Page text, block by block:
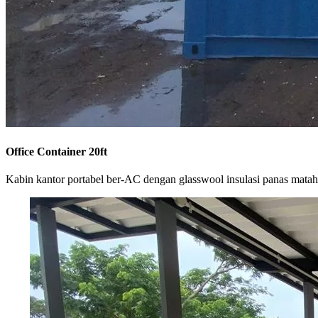
Office Container 20ft
Kabin kantor portabel ber-AC dengan glasswool insulasi panas